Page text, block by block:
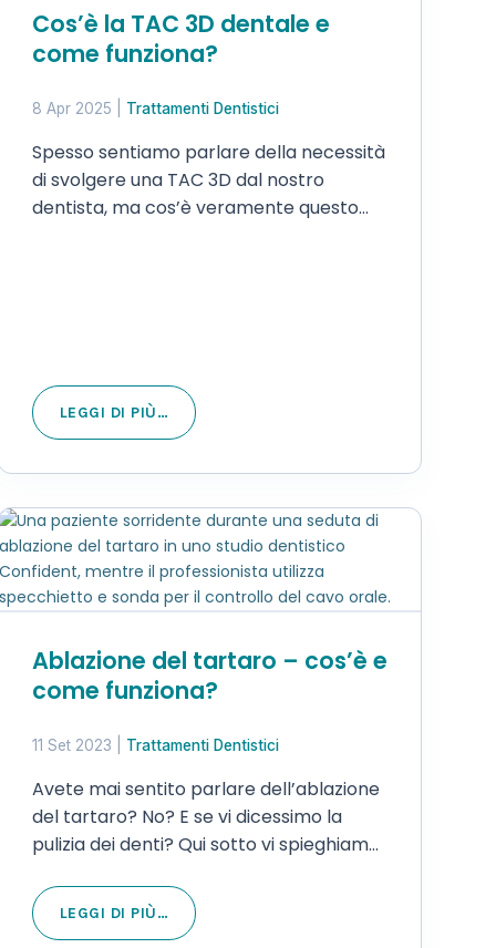
Cos’è la TAC 3D dentale e
come funziona?
8 Apr 2025 Trattamenti Dentistici
Spesso sentiamo parlare della necessità
di svolgere una TAC 3D dal nostro
dentista, ma cos’è veramente questo
LEGGI DI PIÙ…
Ablazione del tartaro – cos’è e
come funziona?
11 Set 2023 Trattamenti Dentistici
Avete mai sentito parlare dell’ablazione
del tartaro? No? E se vi dicessimo la
pulizia dei denti? Qui sotto vi spieghiamo
tartaro, come funziona, perché è
importante e quando farla. Autore:
LEGGI DI PIÙ…